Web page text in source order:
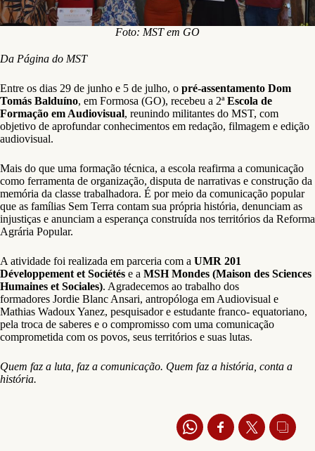
Foto: MST em GO
Da Página do MST
Entre os dias 29 de junho e 5 de julho, o pré-assentamento Dom
Tomás Balduíno, em Formosa (GO), recebeu a 2ªEscola de
Formação em Audiovisual, reunindo militantes do MST, com
objetivo de aprofundar conhecimentos em redação, filmagem e edição
audiovisual.
Mais do que uma formação técnica, a escola reafirma a comunicação
como ferramenta de organização, disputa de narrativas e construção da
memória da classe trabalhadora. É por meio da comunicação popular
que as famílias Sem Terra contam sua própria história, denunciam as
injustiças e anunciam a esperança construída nos territórios da Reforma
Agrária Popular.
A atividade foi realizada em parceria com a UMR 201
Développement et Sociétés e a MSH Mondes (Maison des Sciences
Humaines et Sociales). Agradecemos ao trabalho dos
formadores Jordie Blanc Ansari, antropóloga em Audiovisual e
Mathias Wadoux Yanez, pesquisador e estudante franco- equatoriano,
pela troca de saberes e o compromisso com uma comunicação
comprometida com os povos, seus territórios e suas lutas.
Quem faz a luta, faz a comunicação. Quem faz a história, conta a
história.